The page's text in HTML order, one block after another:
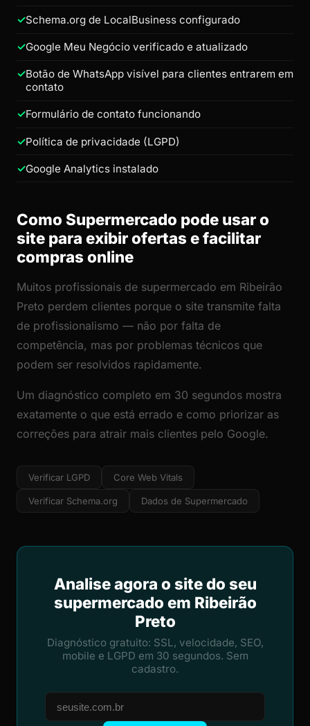
Schema.org de LocalBusiness configurado
Google Meu Negócio verificado e atualizado
Botão de WhatsApp visível para clientes entrarem em
contato
Formulário de contato funcionando
Política de privacidade (LGPD)
Google Analytics instalado
Como Supermercado pode usar o
site para exibir ofertas e facilitar
compras online
Muitos profissionais de supermercado em Ribeirão
Preto perdem clientes porque o site transmite falta
de profissionalismo — não por falta de
competência, mas por problemas técnicos que
podem ser resolvidos rapidamente.
Um diagnóstico completo em 30 segundos mostra
exatamente o que está errado e como priorizar as
correções para atrair mais clientes pelo Google.
Verificar LGPD Core Web Vitals
Verificar Schema.org Dados de Supermercado
Analise agora o site do seu
supermercado em Ribeirão
Preto
Diagnóstico gratuito: SSL, velocidade, SEO,
mobile e LGPD em 30 segundos. Sem
cadastro.